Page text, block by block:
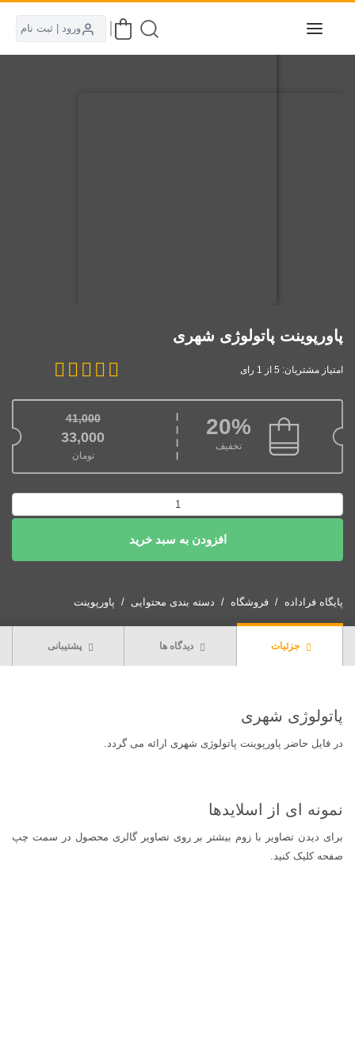
ورود | ثبت نام
پاورپوینت پاتولوژی شهری
امتیاز مشتریان: 5 از 1 رای
20%
تخفیف
41,000
قیمت اصلی: 41,000تومان بود.
33,000
تومان
قیمت فعلی: 33,000تومان.
پاتولوژی
عدد
افزودن به سبد خرید
پایگاه فراداده فروشگاه دسته بندی محتوایی پاورپوینت
جزئیات دیدگاه ها پشتیبانی
پاتولوژی شهری
در فایل حاضر پاورپوینت پاتولوژی شهری ارائه می گردد.
نمونه ای از اسلایدها
برای دیدن تصاویر با زوم بیشتر بر روی تصاویر گالری محصول در سمت چپ
صفحه کلیک کنید.